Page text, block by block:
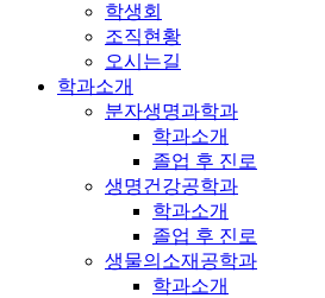
학생회
조직현황
오시는길
학과소개
분자생명과학과
학과소개
졸업 후 진로
생명건강공학과
학과소개
졸업 후 진로
생물의소재공학과
학과소개